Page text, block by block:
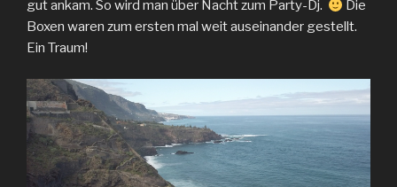
gut ankam. So wird man über Nacht zum Party-Dj.
Die
Boxen waren zum ersten mal weit auseinander gestellt.
Ein Traum!